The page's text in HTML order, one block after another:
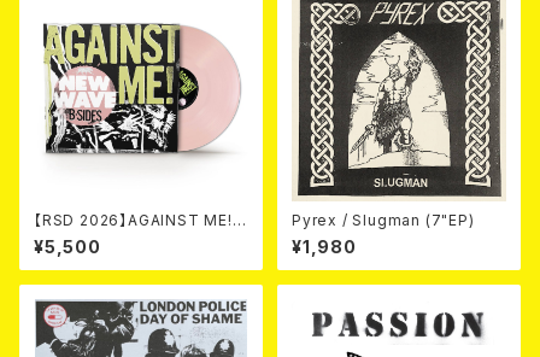
【RSD 2026】AGAINST ME! /
NEW WAVE B-SIDES [RSD V
INYL EP][Coloured Vinyl](1
2")
¥5,500
Pyrex / Slugman (7"EP)
¥1,980